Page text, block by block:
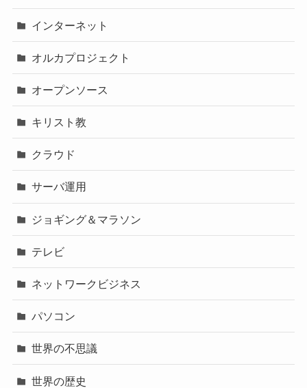
インターネット
オルカプロジェクト
オープンソース
キリスト教
クラウド
サーバ運用
ジョギング＆マラソン
テレビ
ネットワークビジネス
パソコン
世界の不思議
世界の歴史